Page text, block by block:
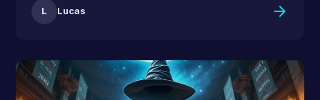
L Lucas arrow_forward